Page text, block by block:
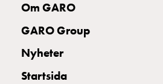
Om GARO
GARO Group
Nyheter
Startsida